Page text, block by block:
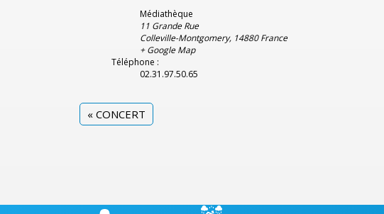
Médiathèque
11 Grande Rue
Colleville-Montgomery, 14880 France
+ Google Map
Téléphone :
02.31.97.50.65
« CONCERT